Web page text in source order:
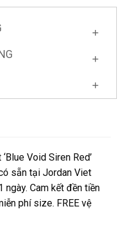
Void Siren Red’
sẵn tại Jordan Viet
ngày. Cam kết đền tiền
phí size. FREE vệ